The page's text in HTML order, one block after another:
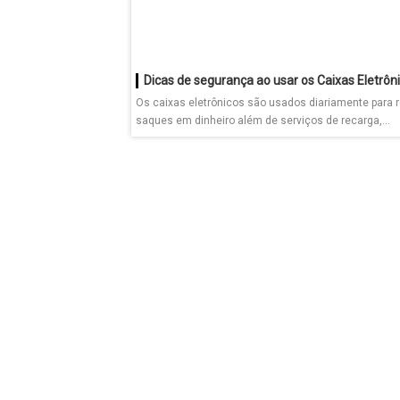
Dicas de segurança ao usar os Caixas
Os caixas eletrônicos são usados diariamente para
saques em dinheiro além de serviços de recarga,...